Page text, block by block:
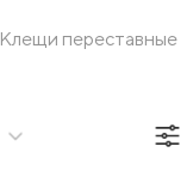
Клещи переставные